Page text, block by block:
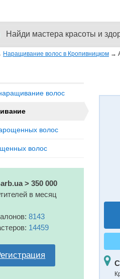
Найди мастера красоты и
Наращивание волос в Кропивницком →
волос
волос
волос
> 350 000
в месяц
8143
14459